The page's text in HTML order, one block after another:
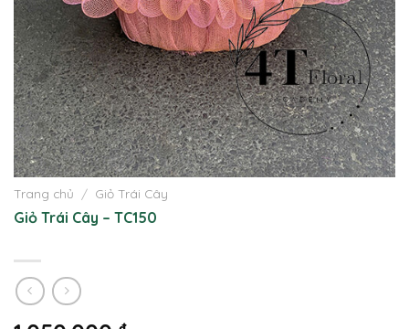
Trang chủ / Giỏ Trái Cây
Giỏ Trái Cây – TC150